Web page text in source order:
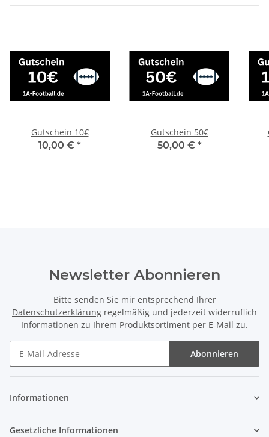
Gutschein 10€
10,00 € *
Gutschein 50€
50,00 € *
Newsletter Abonnieren
Bitte senden Sie mir entsprechend Ihrer
Datenschutzerklärung regelmäßig und jederzeit widerruflich
Informationen zu Ihrem Produktsortiment per E-Mail zu.
Abonnieren
Informationen
Gesetzliche Informationen